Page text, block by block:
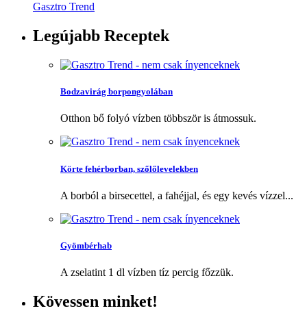
Gasztro Trend
Legújabb Receptek
Bodzavirág borpongyolában
Otthon bő folyó vízben többször is átmossuk.
Körte fehérborban, szőlőlevelekben
A borból a birsecettel, a fahéjjal, és egy kevés vízzel...
Gyömbérhab
A zselatint 1 dl vízben tíz percig főzzük.
Kövessen minket!